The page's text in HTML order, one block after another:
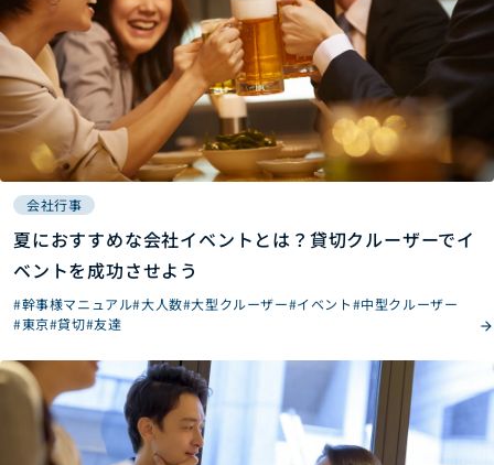
会社行事
夏におすすめな会社イベントとは？貸切クルーザーでイ
ベントを成功させよう
#幹事様マニュアル#大人数#大型クルーザー#イベント#中型クルーザー
#東京#貸切#友達